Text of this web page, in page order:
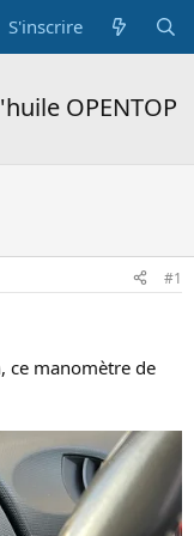
S'inscrire
OPENTOP
#1
ce manomètre de